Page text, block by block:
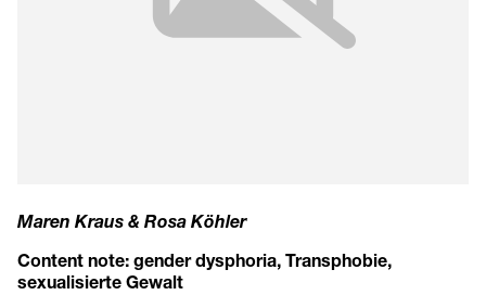
Maren Kraus & Rosa Köhler
Content note: gender dysphoria, Transphobie,
sexualisierte Gewalt